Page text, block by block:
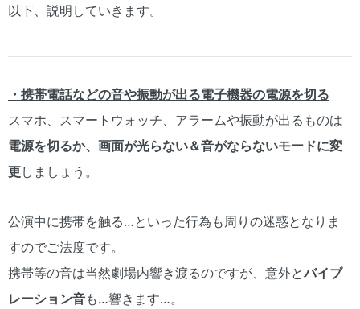
以下、説明していきます。
・携帯電話などの音や振動が出る電子機器の電源を切る
スマホ、スマートウォッチ、アラームや振動が出るものは
電源を切るか、画面が光らない＆音がならないモードに変
更しましょう。
公演中に携帯を触る…といった行為も周りの迷惑となりま
すのでご法度です。
携帯等の音は当然劇場内響き渡るのですが、意外とバイブ
レーション音も…響きます…。